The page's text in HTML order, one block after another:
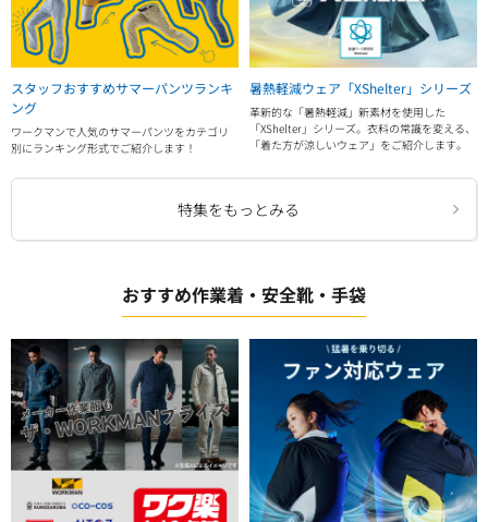
スタッフおすすめサマーパンツランキ
ング
ワークマンで人気のサマーパンツをカテゴリ
別にランキング形式でご紹介します！
暑熱軽減ウェア「XShelter」シリーズ
革新的な「暑熱軽減」新素材を使用した
「XShelter」シリーズ。衣料の常識を変える、
「着た方が涼しいウェア」をご紹介します。
特集をもっとみる
おすすめ作業着・安全靴・手袋